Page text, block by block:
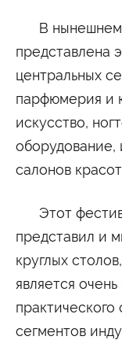
Федерации
Сведения об
В нынешнем
представлена
центральных
парфюмерия и
искусство,
оборудование,
салонов
Этот
представил и
круглых
является
практического
сегментов